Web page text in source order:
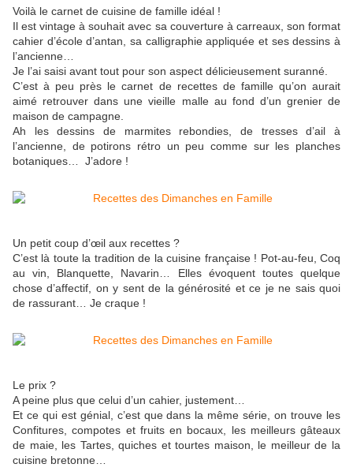
Voilà le carnet de cuisine de famille idéal !
Il est vintage à souhait avec sa couverture à carreaux, son format
cahier d’école d’antan, sa calligraphie appliquée et ses dessins à
l’ancienne…
Je l’ai saisi avant tout pour son aspect délicieusement suranné.
C’est à peu près le carnet de recettes de famille qu’on aurait
aimé retrouver dans une vieille malle au fond d’un grenier de
maison de campagne.
Ah les dessins de marmites rebondies, de tresses d’ail à
l’ancienne, de potirons rétro un peu comme sur les planches
botaniques… J’adore !
Un petit coup d’œil aux recettes ?
C’est là toute la tradition de la cuisine française ! Pot-au-feu, Coq
au vin, Blanquette, Navarin… Elles évoquent toutes quelque
chose d’affectif, on y sent de la générosité et ce je ne sais quoi
de rassurant… Je craque !
Le prix ?
A peine plus que celui d’un cahier, justement…
Et ce qui est génial, c’est que dans la même série, on trouve les
Confitures, compotes et fruits en bocaux, les meilleurs gâteaux
de maie, les Tartes, quiches et tourtes maison, le meilleur de la
cuisine bretonne…